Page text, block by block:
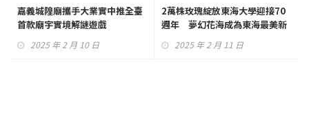
嘉義城隍廟攜手大業實中推全臺
首款廟宇實境解謎遊戲
2025 年 2 月 10 日
2萬株玫瑰綻放東海大學迎接70
週年 夢幻花海成為東海最美新
2025 年 2 月 11 日